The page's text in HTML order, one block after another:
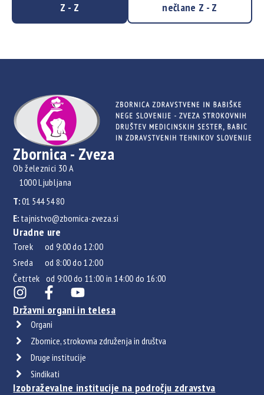
Z - Z
nečlane Z - Z
Zbornica - Zveza
Ob železnici 30 A
1000 Ljubljana
T:01 544 54 80
E: tajnistvo@zbornica-zveza.si
Uradne ure
Torek od 9:00 do 12:00
Sreda od 8:00 do 12:00
Četrtek od 9:00 do 11:00 in 14:00 do 16:00
Državni organi in telesa
Organi
Zbornice, strokovna združenja in društva
Druge institucije
Sindikati
Izobraževalne institucije na področju zdravstva